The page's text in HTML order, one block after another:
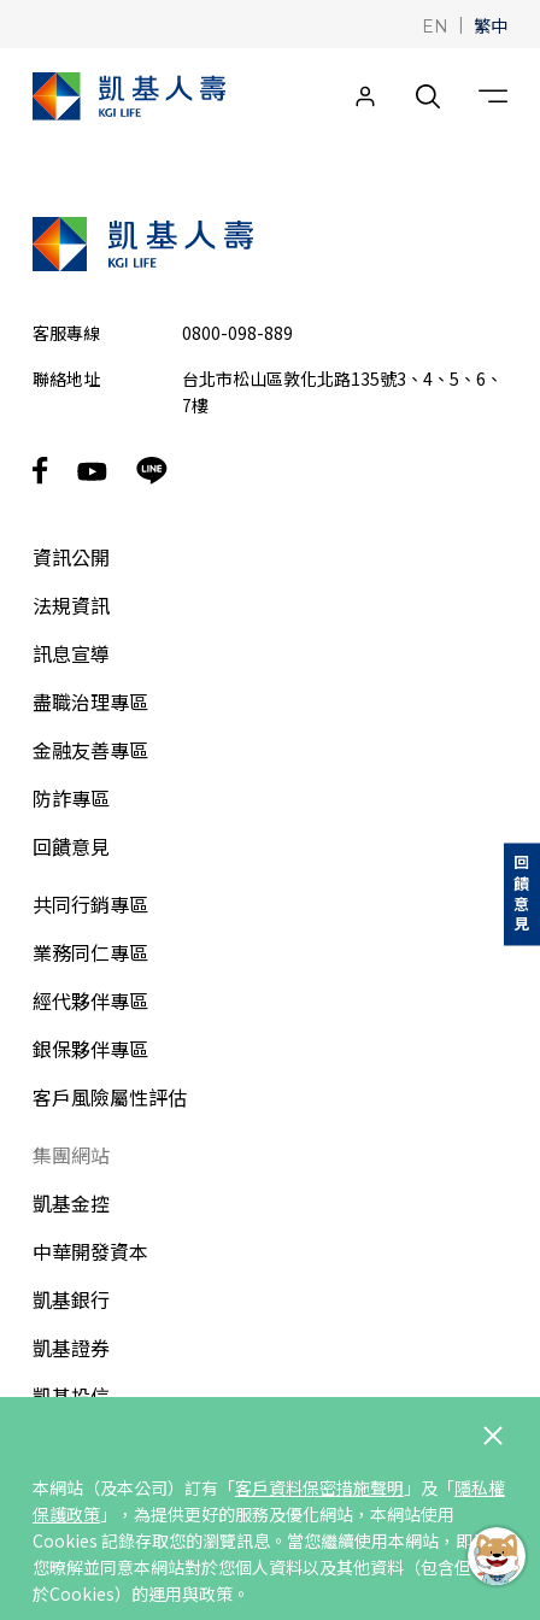
EN | 繁中
本網站（及本公司）訂有「客戶資料保密措施聲明 」及「隱私權
保護政策」，為提供更好的服務及優化網站，本網站使用
Cookies 記錄存取您的瀏覽訊息。當您繼續使用本網站，即表示
您暸解並同意本網站對於您個人資料以及其他資料（包含但不限
於Cookies）的運用與政策。
客服專線
0800-098-889
聯絡地址
台北市松山區敦化北路135號3、4、5、6、
7樓
資訊公開
法規資訊
訊息宣導
盡職治理專區
金融友善專區
防詐專區
回饋意見
共同行銷專區
業務同仁專區
經代夥伴專區
銀保夥伴專區
客戶風險屬性評估
集團網站
凱基金控
中華開發資本
凱基銀行
凱基證券
凱基投信
訂閱/取消電子報
回饋意見